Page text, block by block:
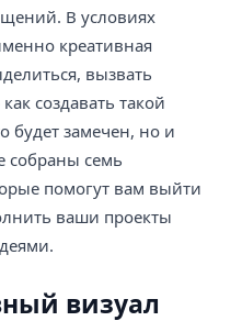
В условиях
креативная
вызвать
создавать такой
будет замечен, но и
собраны семь
помогут вам выйти
ваши проекты
визуал